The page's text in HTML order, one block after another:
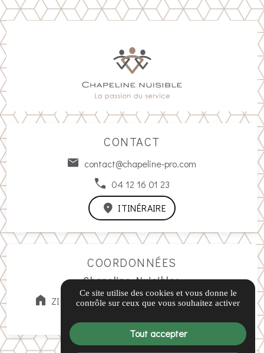
CONTACT
contact@chapeline-pro.com
04 12 16 01 23
ITINÉRAIRE
COORDONNÉES
Chapeline Nuisibles
ZI Saint-Maurice, 140 All. Gabriel Lippmann,
Ce site utilise des cookies et vous donne le
contrôle sur ceux que vous souhaitez activer
Tout accepter